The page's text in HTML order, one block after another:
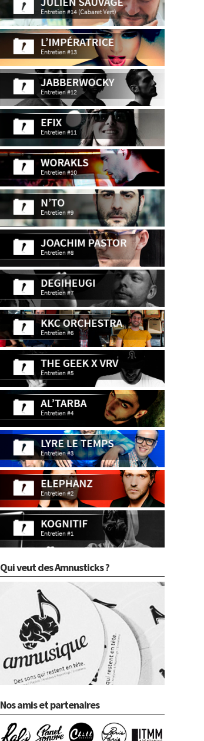
Qui veut des Amnusticks ?
Nos amis et partenaires